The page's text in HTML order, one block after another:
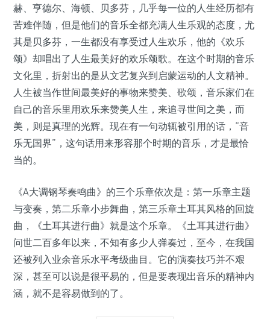
赫、亨德尔、海顿、贝多芬，几乎每一位的人生经历都有
苦难伴随，但是他们的音乐全都充满人生乐观的态度，尤
其是贝多芬，一生都没有享受过人生欢乐，他的《欢乐
颂》却唱出了人生最美好的欢乐颂歌。在这个时期的音乐
文化里，折射出的是从文艺复兴到启蒙运动的人文精神。
人生被当作世间最美好的事物来赞美、歌颂，音乐家们在
自己的音乐里用欢乐来赞美人生，来追寻世间之美，而
美，则是真理的光辉。现在有一句动辄被引用的话，“音
乐无国界”，这句话用来形容那个时期的音乐，才是最恰
当的。
《A大调钢琴奏鸣曲》的三个乐章依次是：第一乐章主题
与变奏，第二乐章小步舞曲，第三乐章土耳其风格的回旋
曲，《土耳其进行曲》就是这个乐章。《土耳其进行曲》
问世二百多年以来，不知有多少人弹奏过，至今，在我国
还被列入业余音乐水平考级曲目。它的演奏技巧并不艰
深，甚至可以说是很平易的，但是要表现出音乐的精神内
涵，就不是容易做到的了。